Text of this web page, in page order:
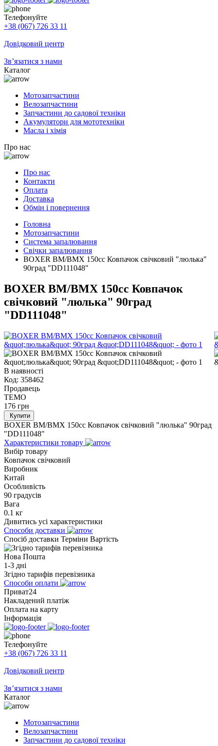
Телефонуйте
+38 (067) 726 33 11
Довідковий центр
Зв’язатися з нами
Каталог
Мотозапчастини
Велозапчастини
Запчастини до садової техніки
Акумулятори для мототехніки
Масла і хімія
Про нас
Про нас
Контакти
Оплата
Доставка
Обмін і повернення
Головна
Мотозапчастини
Система запалювання
Свічки запалювання
BOXER BM/ВМX 150cc Ковпачок свічковий "люлька"
90град "DD111048"
BOXER BM/ВМX 150cc Ковпачок
свічковий "люлька" 90град
"DD111048"
В наявності
Код: 358462
Продавець
TEMO
176 грн
Купити
BOXER BM/ВМX 150cc Ковпачок свічковий "люлька" 90град
"DD111048"
Характеристики товару
Вибір товару
Ковпачок свічковий
Виробник
Китай
Особливість
90 градусів
Вага
0.1 кг
Дивитись усі характеристики
Способи доставки
Спосіб доставки Терміни Вартість
Нова Пошта
1-3 дні
Згідно тарифів перевізника
Способи оплати
Приват24
Накладений платіж
Оплата на карту
Інформація
Телефонуйте
+38 (067) 726 33 11
Довідковий центр
Зв’язатися з нами
Каталог
Мотозапчастини
Велозапчастини
Запчастини до садової техніки